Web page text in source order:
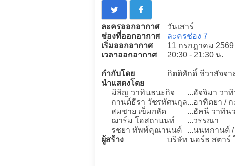
ละครออกอากาศ
วันเสาร์
ช่องที่ออกอากาศ
ละครช่อง 7
เริ่มออกอากาศ
11 กรกฎาคม 2569
เวลาออกอากาศ
20:30 - 21:30 น.
กำกับโดย
กิตติศักดิ์ ชีวาสัจจา
นำแสดงโดย
มิลิญ วาทินธนะกิจ
...อัจจิมา วา
กานต์ธีรา วัชรทัศนกุล...อาทิตยา / ก
สมชาย เข็มกลัด
...อัคนี วาทิน
ฌาร์ม โอสถานนท์
...วรรณา
รชยา ทัพพ์คุณานนต์
...นนทกานต์
ผู้สร้าง
บริษัท นอร์ธ สตาร์